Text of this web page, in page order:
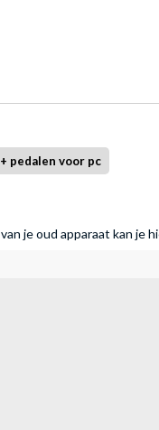
pedalen voor pc
je oud apparaat kan je